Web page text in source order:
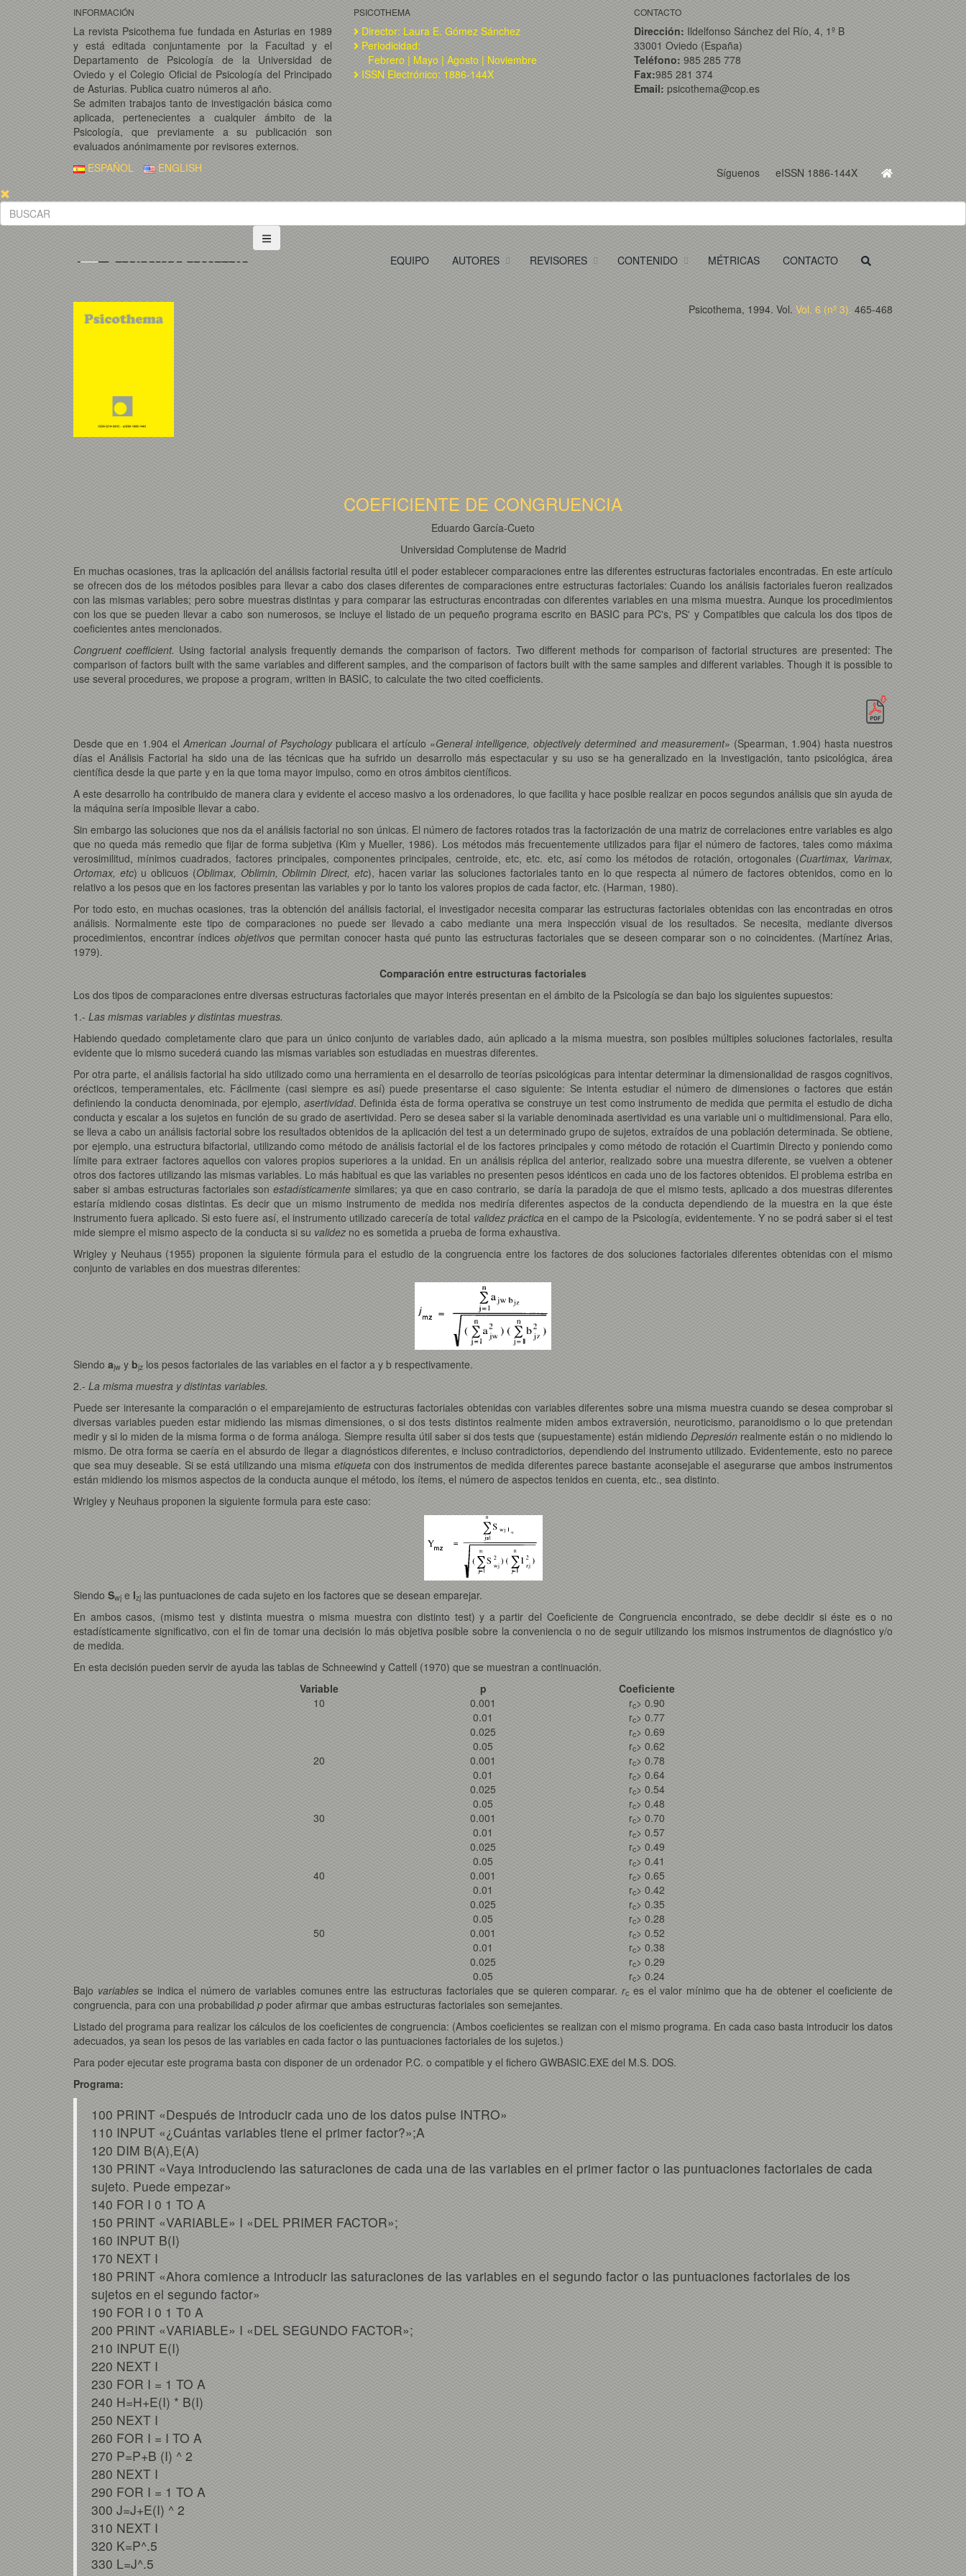
INFORMACIÓN
La revista Psicothema fue fundada en Asturias en 1989
y está editada conjuntamente por la Facultad y el
Departamento de Psicología de la Universidad de
Oviedo y el Colegio Oficial de Psicología del Principado
de Asturias. Publica cuatro números al año.
Se admiten trabajos tanto de investigación básica como
aplicada, pertenecientes a cualquier ámbito de la
Psicología, que previamente a su publicación son
evaluados anónimamente por revisores externos.
PSICOTHEMA
Director: Laura E. Gómez Sánchez
Periodicidad:
Febrero | Mayo | Agosto | Noviembre
ISSN Electrónico: 1886-144X
CONTACTO
Dirección: Ildelfonso Sánchez del Río, 4, 1º B
33001 Oviedo (España)
Teléfono: 985 285 778
Fax:985 281 374
Email: psicothema@cop.es
Síguenos eISSN 1886-144X
ESPAÑOL ENGLISH
EQUIPO AUTORES REVISORES CONTENIDO MÉTRICAS CONTACTO
Psicothema, 1994. Vol. Vol. 6 (nº 3). 465-468
COEFICIENTE DE CONGRUENCIA
Eduardo García-Cueto
Universidad Complutense de Madrid
En muchas ocasiones, tras la aplicación del análisis factorial resulta útil el poder establecer comparaciones entre las diferentes estructuras factoriales encontradas. En este artículo
se ofrecen dos de los métodos posibles para llevar a cabo dos clases diferentes de comparaciones entre estructuras factoriales: Cuando los análisis factoriales fueron realizados
con las mismas variables; pero sobre muestras distintas y para comparar las estructuras encontradas con diferentes variables en una misma muestra. Aunque los procedimientos
con los que se pueden llevar a cabo son numerosos, se incluye el listado de un pequeño programa escrito en BASIC para PC's, PS' y Compatibles que calcula los dos tipos de
coeficientes antes mencionados.
Congruent coefficient. Using factorial analysis frequently demands the comparison of factors. Two different methods for comparison of factorial structures are presented: The
comparison of factors built with the same variables and different samples, and the comparison of factors built with the same samples and different variables. Though it is possible to
use several procedures, we propose a program, written in BASIC, to calculate the two cited coefficients.
Desde que en 1.904 elAmerican Journal of Psychology publicara el artículo «General intelligence, objectively determined and measurement» (Spearman, 1.904) hasta nuestros
días el Análisis Factorial ha sido una de las técnicas que ha sufrido un desarrollo más espectacular y su uso se ha generalizado en la investigación, tanto psicológica, área
científica desde la que parte y en la que toma mayor impulso, como en otros ámbitos científicos.
A este desarrollo ha contribuido de manera clara y evidente el acceso masivo a los ordenadores, lo que facilita y hace posible realizar en pocos segundos análisis que sin ayuda de
la máquina sería imposible llevar a cabo.
Sin embargo las soluciones que nos da el análisis factorial no son únicas. El número de factores rotados tras la factorización de una matriz de correlaciones entre variables es algo
que no queda más remedio que fijar de forma subjetiva (Kim y Mueller, 1986). Los métodos más frecuentemente utilizados para fijar el número de factores, tales como máxima
verosimilitud, mínimos cuadrados, factores principales, componentes principales, centroide, etc, etc. etc, así como los métodos de rotación, ortogonales (Cuartimax, Varimax,
Ortomax, etc) u oblicuos (Oblimax, Oblimin, Oblimin Direct, etc), hacen variar las soluciones factoriales tanto en lo que respecta al número de factores obtenidos, como en lo
relativo a los pesos que en los factores presentan las variables y por lo tanto los valores propios de cada factor, etc. (Harman, 1980).
Por todo esto, en muchas ocasiones, tras la obtención del análisis factorial, el investigador necesita comparar las estructuras factoriales obtenidas con las encontradas en otros
análisis. Normalmente este tipo de comparaciones no puede ser llevado a cabo mediante una mera inspección visual de los resultados. Se necesita, mediante diversos
procedimientos, encontrar índices objetivosque permitan conocer hasta qué punto las estructuras factoriales que se deseen comparar son o no coincidentes. (Martínez Arias,
1979).
Comparación entre estructuras factoriales
Los dos tipos de comparaciones entre diversas estructuras factoriales que mayor interés presentan en el ámbito de la Psicología se dan bajo los siguientes supuestos:
1.- Las mismas variables y distintas muestras.
Habiendo quedado completamente claro que para un único conjunto de variables dado, aún aplicado a la misma muestra, son posibles múltiples soluciones factoriales, resulta
evidente que lo mismo sucederá cuando las mismas variables son estudiadas en muestras diferentes.
Por otra parte, el análisis factorial ha sido utilizado como una herramienta en el desarrollo de teorías psicológicas para intentar determinar la dimensionalidad de rasgos cognitivos,
orécticos, temperamentales, etc. Fácilmente (casi siempre es así) puede presentarse el caso siguiente: Se intenta estudiar el número de dimensiones o factores que están
definiendo la conducta denominada, por ejemplo, asertividad. Definida ésta de forma operativa se construye un test como instrumento de medida que permita el estudio de dicha
conducta y escalar a los sujetos en función de su grado de asertividad. Pero se desea saber si la variable denominada asertividad es una variable uni o multidimensional. Para ello,
se lleva a cabo un análisis factorial sobre los resultados obtenidos de la aplicación del test a un determinado grupo de sujetos, extraídos de una población determinada. Se obtiene,
por ejemplo, una estructura bifactorial, utilizando como método de análisis factorial el de los factores principales y como método de rotación el Cuartimin Directo y poniendo como
límite para extraer factores aquellos con valores propios superiores a la unidad. En un análisis réplica del anterior, realizado sobre una muestra diferente, se vuelven a obtener
otros dos factores utilizando las mismas variables. Lo más habitual es que las variables no presenten pesos idénticos en cada uno de los factores obtenidos. El problema estriba en
saber si ambas estructuras factoriales sonestadísticamente similares; ya que en caso contrario, se daría la paradoja de que el mismo tests, aplicado a dos muestras diferentes
estaría midiendo cosas distintas. Es decir que un mismo instrumento de medida nos mediría diferentes aspectos de la conducta dependiendo de la muestra en la que éste
instrumento fuera aplicado. Si esto fuere así, el instrumento utilizado carecería de total validez práctica en el campo de la Psicología, evidentemente. Y no se podrá saber si el test
mide siempre el mismo aspecto de la conducta si su validez no es sometida a prueba de forma exhaustiva.
Wrigley y Neuhaus (1955) proponen la siguiente fórmula para el estudio de la congruencia entre los factores de dos soluciones factoriales diferentes obtenidas con el mismo
conjunto de variables en dos muestras diferentes:
Siendo ajw y bjz los pesos factoriales de las variables en el factor a y b respectivamente.
2.- La misma muestra y distintas variables.
Puede ser interesante la comparación o el emparejamiento de estructuras factoriales obtenidas con variables diferentes sobre una misma muestra cuando se desea comprobar si
diversas variables pueden estar midiendo las mismas dimensiones, o si dos tests distintos realmente miden ambos extraversión, neuroticismo, paranoidismo o lo que pretendan
medir y si lo miden de la misma forma o de forma análoga. Siempre resulta útil saber si dos tests que (supuestamente) están midiendo Depresión realmente están o no midiendo lo
mismo. De otra forma se caería en el absurdo de llegar a diagnósticos diferentes, e incluso contradictorios, dependiendo del instrumento utilizado. Evidentemente, esto no parece
que sea muy deseable. Si se está utilizando una misma etiqueta con dos instrumentos de medida diferentes parece bastante aconsejable el asegurarse que ambos instrumentos
están midiendo los mismos aspectos de la conducta aunque el método, los ítems, el número de aspectos tenidos en cuenta, etc., sea distinto.
Wrigley y Neuhaus proponen la siguiente formula para este caso:
Siendo Swj e lzj las puntuaciones de cada sujeto en los factores que se desean emparejar.
En ambos casos, (mismo test y distinta muestra o misma muestra con distinto test) y a partir del Coeficiente de Congruencia encontrado, se debe decidir si éste es o no
estadísticamente significativo, con el fin de tomar una decisión lo más objetiva posible sobre la conveniencia o no de seguir utilizando los mismos instrumentos de diagnóstico y/o
de medida.
En esta decisión pueden servir de ayuda las tablas de Schneewind y Cattell (1970) que se muestran a continuación.
Variable
p
Coeficiente
10
0.001 rc> 0.90
0.01
rc> 0.77
0.025
rc> 0.69
0.05
rc> 0.62
20
0.001 rc> 0.78
0.01
rc> 0.64
0.025
rc> 0.54
0.05
rc> 0.48
30
0.001 rc> 0.70
0.01
rc> 0.57
0.025
rc> 0.49
0.05
rc> 0.41
40
0.001 rc> 0.65
0.01
rc> 0.42
0.025
rc> 0.35
0.05
rc> 0.28
50
0.001 rc> 0.52
0.01
rc> 0.38
0.025
rc> 0.29
0.05
rc> 0.24
Bajo variablesse indica el número de variables comunes entre las estructuras factoriales que se quieren comparar.rc es el valor mínimo que ha de obtener el coeficiente de
congruencia, para con una probabilidad p poder afirmar que ambas estructuras factoriales son semejantes.
Listado del programa para realizar los cálculos de los coeficientes de congruencia: (Ambos coeficientes se realizan con el mismo programa. En cada caso basta introducir los datos
adecuados, ya sean los pesos de las variables en cada factor o las puntuaciones factoriales de los sujetos.)
Para poder ejecutar este programa basta con disponer de un ordenador P.C. o compatible y el fichero GWBASIC.EXE del M.S. DOS.
Programa:
100 PRINT «Después de introducir cada uno de los datos pulse INTRO»
110 INPUT «¿Cuántas variables tiene el primer factor?»;A
120 DIM B(A),E(A)
130 PRINT «Vaya introduciendo las saturaciones de cada una de las variables en el primer factor o las puntuaciones factoriales de cada
sujeto. Puede empezar»
140 FOR I 0 1 TO A
150 PRINT «VARIABLE» I «DEL PRIMER FACTOR»;
160 INPUT B(I)
170 NEXT I
180 PRINT «Ahora comience a introducir las saturaciones de las variables en el segundo factor o las puntuaciones factoriales de los
sujetos en el segundo factor»
190 FOR I 0 1 T0 A
200 PRINT «VARIABLE» I «DEL SEGUNDO FACTOR»;
210 INPUT E(I)
220 NEXT I
230 FOR I = 1 TO A
240 H=H+E(I) * B(I)
250 NEXT I
260 FOR I = I TO A
270 P=P+B (I) ^ 2
280 NEXT I
290 FOR I = 1 TO A
300 J=J+E(I) ^ 2
310 NEXT I
320 K=P^.5
330 L=J^.5